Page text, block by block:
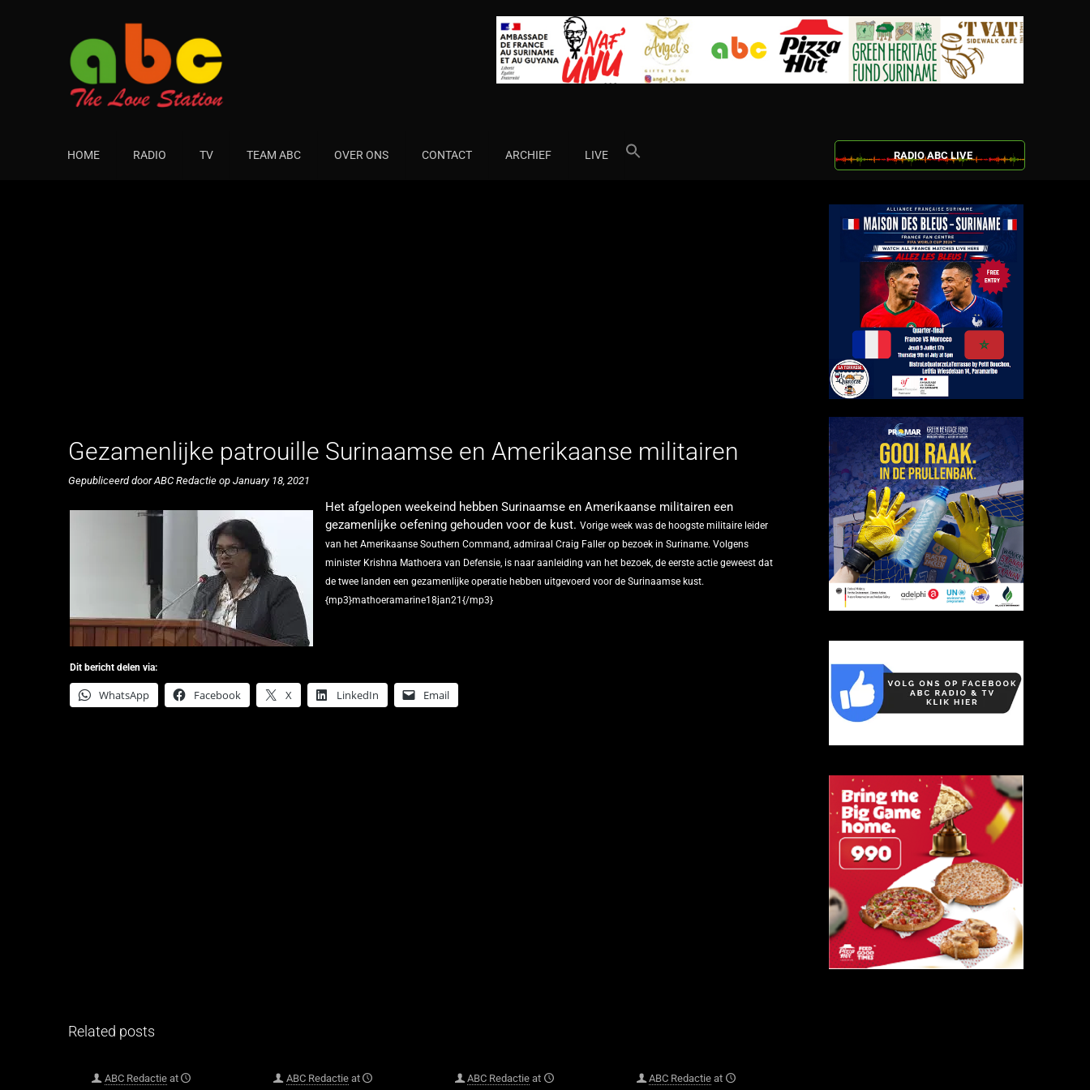
HOME RADIO TV TEAM ABC OVER ONS CONTACT ARCHIEF LIVE
Search
for:
RADIO ABC LIVE
Gezamenlijke patrouille Surinaamse en Amerikaanse militairen
Gepubliceerd door ABC Redactie op January 18, 2021
Het afgelopen weekeind hebben Surinaamse en Amerikaanse militairen een
gezamenlijke oefening gehouden voor de kust. Vorige week was de hoogste militaire leider
van het Amerikaanse Southern Command, admiraal Craig Faller op bezoek in Suriname. Volgens
minister Krishna Mathoera van Defensie, is naar aanleiding van het bezoek, de eerste actie geweest dat
de twee landen een gezamenlijke operatie hebben uitgevoerd voor de Surinaamse kust.
{mp3}mathoeramarine18jan21{/mp3}
Dit bericht delen via:
WhatsApp Facebook X LinkedIn Email
Related posts
ABC Redactie at ABC Redactie at ABC Redactie at ABC Redactie at